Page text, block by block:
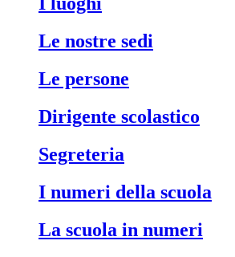
le nostre sedi
le persone
dirigente scolastico
segreteria
i numeri della scuola
la scuola in numeri